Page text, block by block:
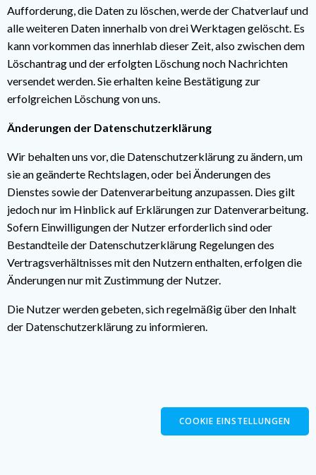
Aufforderung, die Daten zu löschen, werde der Chatverlauf und
alle weiteren Daten innerhalb von drei Werktagen gelöscht. Es
kann vorkommen das innerhlab dieser Zeit, also zwischen dem
Löschantrag und der erfolgten Löschung noch Nachrichten
versendet werden. Sie erhalten keine Bestätigung zur
erfolgreichen Löschung von uns.
Änderungen der Datenschutzerklärung
Wir behalten uns vor, die Datenschutzerklärung zu ändern, um
sie an geänderte Rechtslagen, oder bei Änderungen des
Dienstes sowie der Datenverarbeitung anzupassen. Dies gilt
jedoch nur im Hinblick auf Erklärungen zur Datenverarbeitung.
Sofern Einwilligungen der Nutzer erforderlich sind oder
Bestandteile der Datenschutzerklärung Regelungen des
Vertragsverhältnisses mit den Nutzern enthalten, erfolgen die
Änderungen nur mit Zustimmung der Nutzer.
Die Nutzer werden gebeten, sich regelmäßig über den Inhalt
der Datenschutzerklärung zu informieren.
COOKIE EINSTELLUNGEN